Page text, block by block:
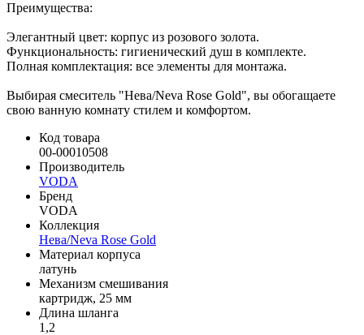
Преимущества:
Элегантный цвет: корпус из розового золота.
Функциональность: гигиенический душ в комплекте.
Полная комплектация: все элементы для монтажа.
Выбирая смеситель "Нева/Neva Rose Gold", вы обогащаете
свою ванную комнату стилем и комфортом.
Код товара
00-00010508
Производитель
VODA
Бренд
VODA
Коллекция
Нева/Neva Rose Gold
Материал корпуса
латунь
Механизм смешивания
картридж, 25 мм
Длина шланга
1,2